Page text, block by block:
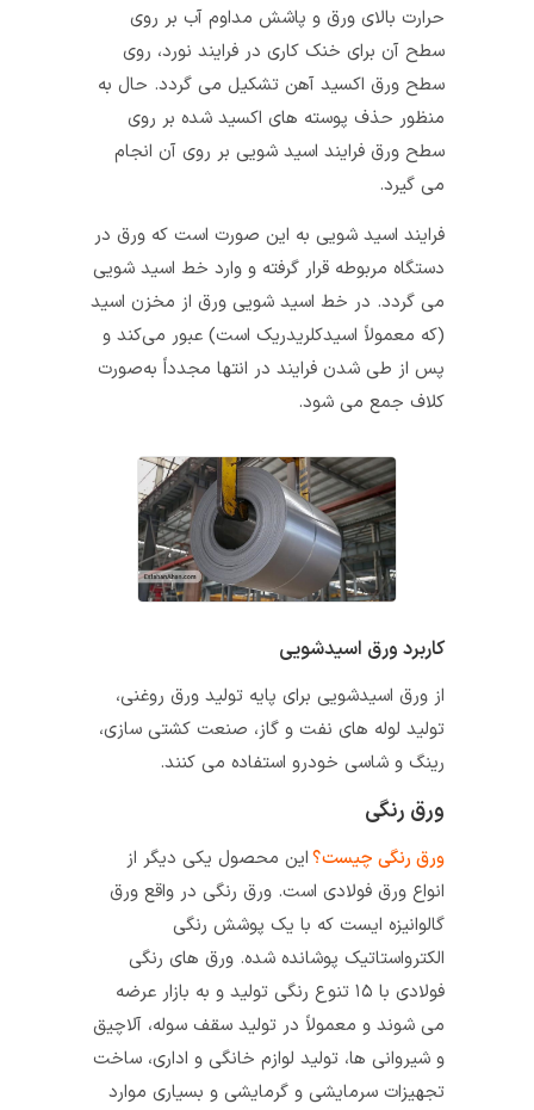
حرارت بالای ورق و پاشش مداوم آب بر روی
سطح آن برای خنک کاری در فرایند نورد، روی
سطح ورق اکسید آهن تشکیل می‌ گردد. حال به‌
منظور حذف پوسته‌ های اکسید شده بر روی
سطح ورق فرایند اسید شویی بر روی آن انجام
فرایند اسید شویی به این صورت است که ورق در
دستگاه مربوطه قرار گرفته و وارد خط اسید شویی
می‌ گردد. در خط اسید شویی ورق از مخزن اسید
(که معمولاً اسیدکلریدریک است) عبور می‌کند و
پس از طی شدن فرایند در انتها مجدداً به‌صورت
کلاف جمع می‌ شود.
کاربرد ورق اسیدشویی
از ورق اسیدشویی برای پایه تولید ورق روغنی،
تولید لوله‌ های نفت و گاز، صنعت کشتی سازی،
رینگ و شاسی خودرو استفاده می‌ کنند.
ورق رنگی
ورق رنگی چیست؟ این محصول یکی دیگر از
انواع ورق فولادی است. ورق رنگی در واقع ورق
گالوانیزه‌ ایست که با یک پوشش رنگی
الکترواستاتیک پوشانده شده. ورق‌ های رنگی
فولادی با ۱۵ تنوع رنگی تولید و به بازار عرضه
می‌ شوند و معمولاً در تولید سقف سوله، آلاچیق
و شیروانی‌ ها، تولید لوازم‌ خانگی و اداری، ساخت
تجهیزات سرمایشی و گرمایشی و بسیاری موارد